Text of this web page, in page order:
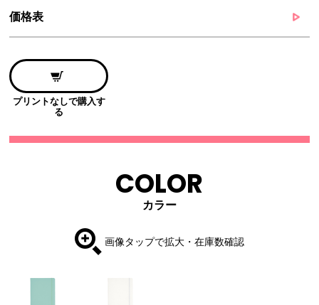
価格表
プリントなしで購入す
る
COLOR
カラー
画像タップで拡大・在庫数確認